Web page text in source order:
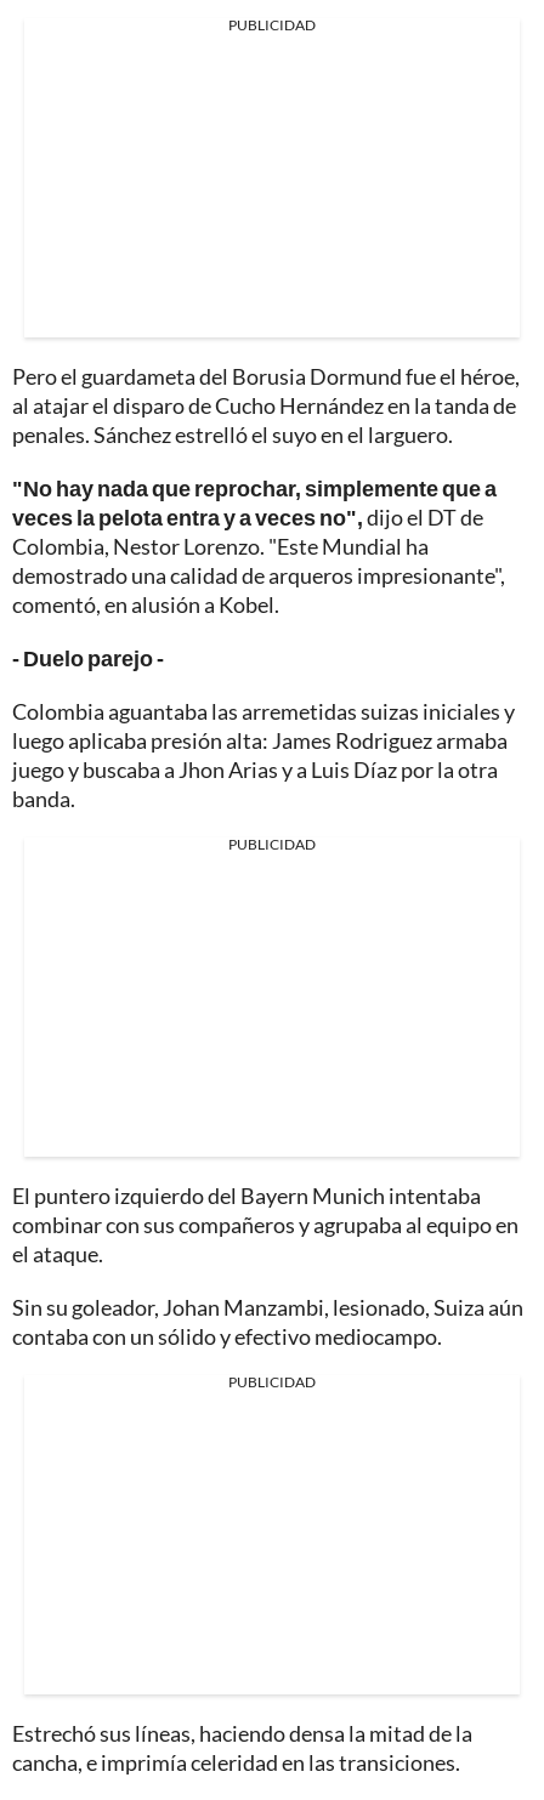
PUBLICIDAD
Pero el guardameta del Borusia Dormund fue el héroe,
al atajar el disparo de Cucho Hernández en la tanda de
penales. Sánchez estrelló el suyo en el larguero.
"No hay nada que reprochar, simplemente que a
veces la pelota entra y a veces no",dijo el DT de
Colombia, Nestor Lorenzo. "Este Mundial ha
demostrado una calidad de arqueros impresionante",
comentó, en alusión a Kobel.
- Duelo parejo -
Colombia aguantaba las arremetidas suizas iniciales y
luego aplicaba presión alta: James Rodriguez armaba
juego y buscaba a Jhon Arias y a Luis Díaz por la otra
banda.
PUBLICIDAD
El puntero izquierdo del Bayern Munich intentaba
combinar con sus compañeros y agrupaba al equipo en
el ataque.
Sin su goleador, Johan Manzambi, lesionado, Suiza aún
contaba con un sólido y efectivo mediocampo.
PUBLICIDAD
Estrechó sus líneas, haciendo densa la mitad de la
cancha, e imprimía celeridad en las transiciones.